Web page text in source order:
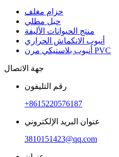
حزام مغلف
حبل مطلي
منتج الحيوانات الأليفة
أنبوب الانكماش الحراري
أنبوب بلاستيكي مرن PVC
جهة الاتصال
رقم التليفون
+8615220576187
عنوان البريد الإلكتروني
3810151423@qq.com